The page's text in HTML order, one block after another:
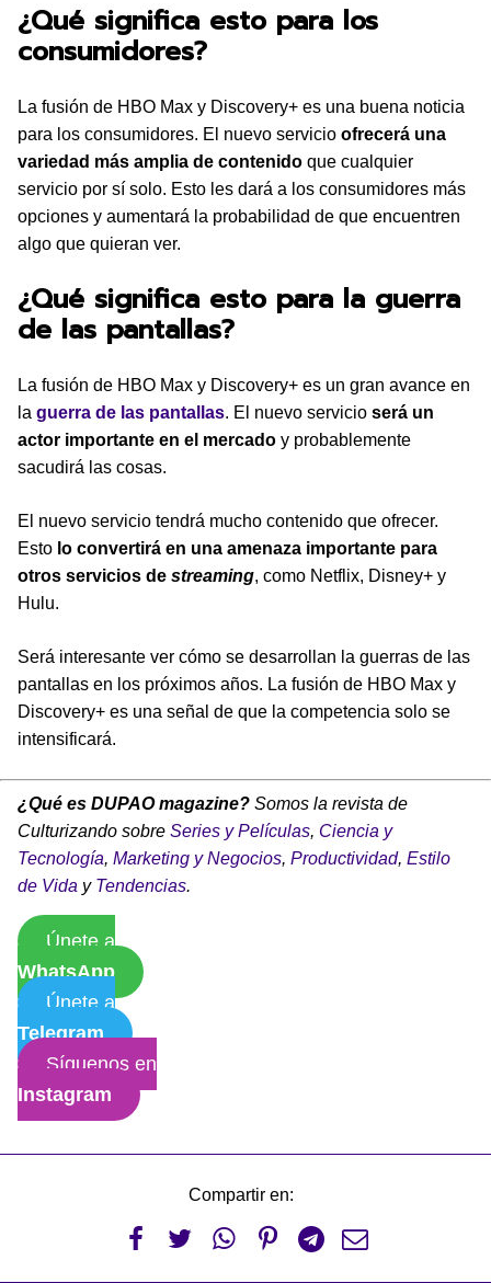
¿Qué significa esto para los
consumidores?
La fusión de HBO Max y Discovery+ es una buena noticia
para los consumidores. El nuevo servicio ofrecerá una
variedad más amplia de contenido que cualquier
servicio por sí solo. Esto les dará a los consumidores más
opciones y aumentará la probabilidad de que encuentren
algo que quieran ver.
¿Qué significa esto para la guerra
de las pantallas?
La fusión de HBO Max y Discovery+ es un gran avance en
la guerra de las pantallas. El nuevo servicio será un
actor importante en el mercado y probablemente
sacudirá las cosas.
El nuevo servicio tendrá mucho contenido que ofrecer.
Esto lo convertirá en una amenaza importante para
otros servicios de streaming, como Netflix, Disney+ y
Hulu.
Será interesante ver cómo se desarrollan la guerras de las
pantallas en los próximos años. La fusión de HBO Max y
Discovery+ es una señal de que la competencia solo se
intensificará.
¿Qué es DUPAO magazine? Somos la revista de
Culturizando sobre Series y Películas, Ciencia y
Tecnología, Marketing y Negocios, Productividad, Estilo
de Vida y Tendencias.
Únete a
WhatsApp
Únete a
Telegram
Síguenos en
Instagram
Compartir en:
     